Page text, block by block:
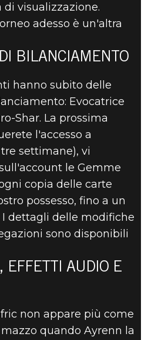
visualizzazione.
adesso è un'altra
BILANCIAMENTO
hanno subito delle
Evocatrice
Shar. La prossima
l'accesso a
settimane), vi
le Gemme
copia delle carte
possesso, fino a un
I dettagli delle modifiche
sono disponibili
EFFETTI AUDIO E
non appare più come
quando Ayrenn la